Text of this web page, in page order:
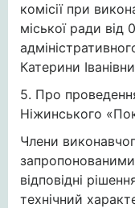
комісії при
міської ради
Катерини
5. Про
Ніжинського
Члени
відповідні
технічний